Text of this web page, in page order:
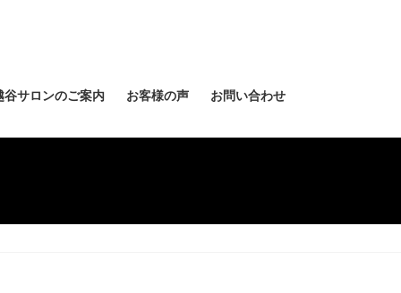
谷サロンのご案内 お客様の声 お問い合わせ